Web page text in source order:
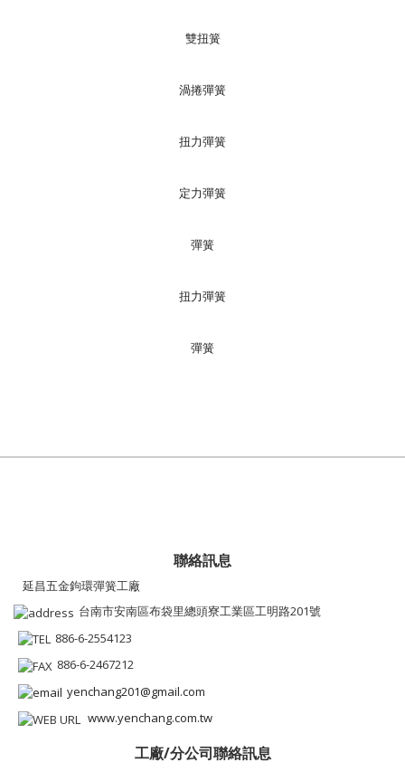
雙扭簧
渦捲彈簧
扭力彈簧
定力彈簧
彈簧
扭力彈簧
彈簧
聯絡訊息
延昌五金鉤環彈簧工廠
台南市安南區布袋里總頭寮工業區工明路201號
886-6-2554123
886-6-2467212
yenchang201@gmail.com
www.yenchang.com.tw
工廠/分公司聯絡訊息